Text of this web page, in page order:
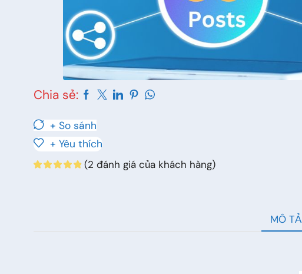
Chia sẻ:
+ So sánh
+ Yêu thích
(2 đánh giá của khách hàng)
MÔ TẢ